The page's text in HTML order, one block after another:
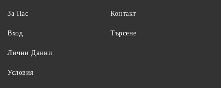
За Нас
Вход
Контакт
Търсене
Лични Данни
Условия